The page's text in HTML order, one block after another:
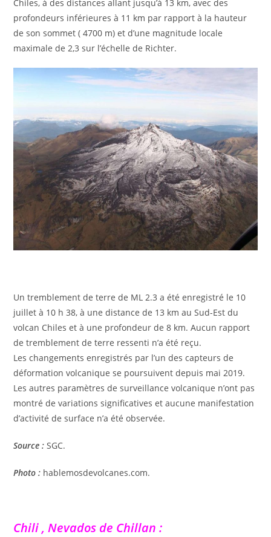
Chiles, à des distances allant jusqu’à 13 km, avec des
profondeurs inférieures à 11 km par rapport à la hauteur
de son sommet ( 4700 m) et d’une magnitude locale
maximale de 2,3 sur l’échelle de Richter.
Un tremblement de terre de ML 2.3 a été enregistré le 10
juillet à 10 h 38, à une distance de 13 km au Sud-Est du
volcan Chiles et à une profondeur de 8 km. Aucun rapport
de tremblement de terre ressenti n’a été reçu.
Les changements enregistrés par l’un des capteurs de
déformation volcanique se poursuivent depuis mai 2019.
Les autres paramètres de surveillance volcanique n’ont pas
montré de variations significatives et aucune manifestation
d’activité de surface n’a été observée.
Source : SGC.
Photo : hablemosdevolcanes.com.
Chili , Nevados de Chillan :